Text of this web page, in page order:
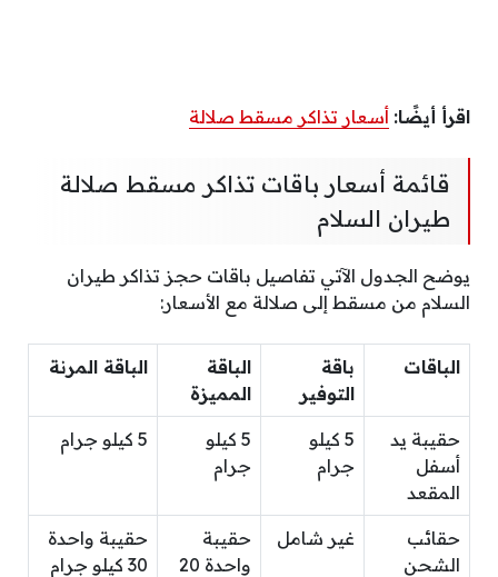
اقرأ أيضًا: أسعار تذاكر مسقط صلالة
قائمة أسعار باقات تذاكر مسقط صلالة
طيران السلام
يوضح الجدول الآتي تفاصيل باقات حجز تذاكر طيران
السلام من مسقط إلى صلالة مع الأسعار:
الباقات
باقة
التوفير
الباقة
المميزة
الباقة المرنة
حقيبة يد
أسفل
المقعد
5 كيلو
جرام
5 كيلو
جرام
5 كيلو جرام
حقائب
الشحن
غير شامل
حقيبة
واحدة 20
حقيبة واحدة
30 كيلو جرام